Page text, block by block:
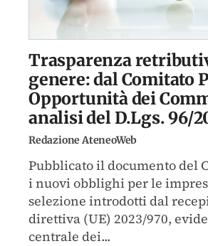
Trasparenza
genere: dal Comitato
Opportunità dei
analisi del D.Lgs. 96/
Redazione AteneoWeb
Pubblicato il documento del
i nuovi obblighi per le
selezione introdotti dal
direttiva (UE) 2023/970,
centrale dei...